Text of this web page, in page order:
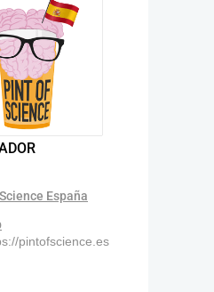
España
pintofscience.es